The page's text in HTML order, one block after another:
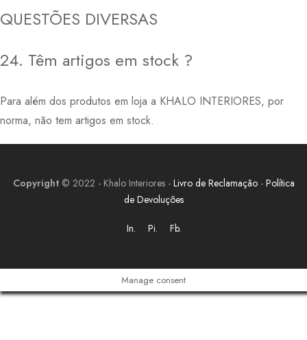
QUESTÕES DIVERSAS
24. Têm artigos em stock ?
Para além dos produtos em loja a KHALO INTERIORES, por
norma, não tem artigos em stock.
Copyright© 2022 - Khalo Interiores - Livro de Reclamação- Política
de Devoluções
In. Pi. Fb.
Manage consent